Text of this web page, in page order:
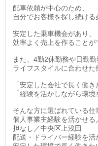
配車依頼が中心のため、
自分でお客様を探し続ける
安定した乗車機会があり、
効率よく売上を作ることが
また、4勤2休勤務や日勤勤
ライフスタイルに合わせた
「安定した会社で長く働き
「経験を活かしながら環境
そんな方に選ばれている仕
個人事業主経験を活かせ
担なし／中央区上浅田
配送・ドライバー経験を活